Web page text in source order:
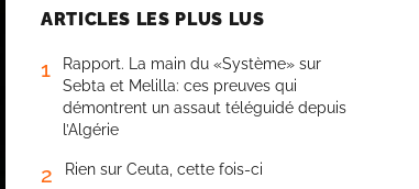
ARTICLES LES PLUS LUS
1
Rapport. La main du «Système» sur
Sebta et Melilla: ces preuves qui
démontrent un assaut téléguidé depuis
l’Algérie
2 Rien sur Ceuta, cette fois-ci